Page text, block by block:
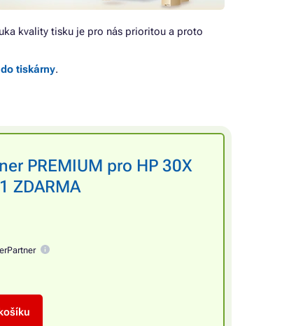
kvality tisku je pro nás prioritou a proto
tiskárny.
PREMIUM pro HP 30X
ZDARMA